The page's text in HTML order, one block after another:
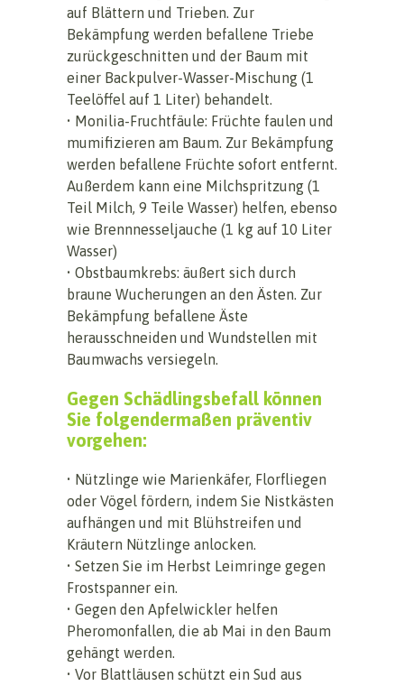
auf Blättern und Trieben. Zur
Bekämpfung werden befallene Triebe
zurückgeschnitten und der Baum mit
einer Backpulver-Wasser-Mischung (1
Teelöffel auf 1 Liter) behandelt.
• Monilia-Fruchtfäule: Früchte faulen und
mumifizieren am Baum. Zur Bekämpfung
werden befallene Früchte sofort entfernt.
Außerdem kann eine Milchspritzung (1
Teil Milch, 9 Teile Wasser) helfen, ebenso
wie Brennnesseljauche (1 kg auf 10 Liter
Wasser)
• Obstbaumkrebs: äußert sich durch
braune Wucherungen an den Ästen. Zur
Bekämpfung befallene Äste
herausschneiden und Wundstellen mit
Baumwachs versiegeln.
Gegen Schädlingsbefall können
Sie folgendermaßen präventiv
vorgehen:
• Nützlinge wie Marienkäfer, Florfliegen
oder Vögel fördern, indem Sie Nistkästen
aufhängen und mit Blühstreifen und
Kräutern Nützlinge anlocken.
• Setzen Sie im Herbst Leimringe gegen
Frostspanner ein.
• Gegen den Apfelwickler helfen
Pheromonfallen, die ab Mai in den Baum
gehängt werden.
• Vor Blattläusen schützt ein Sud aus